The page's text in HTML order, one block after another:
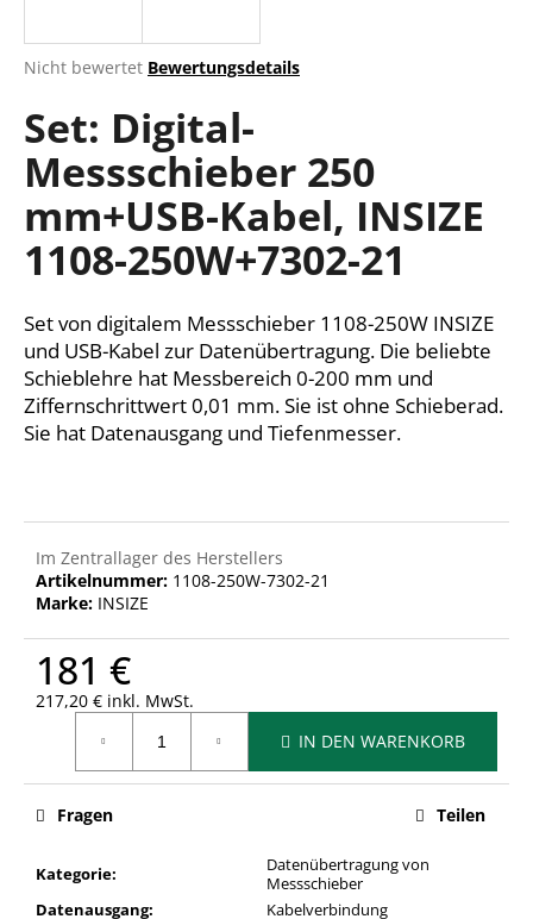
Die
Produktbewertung
ist
0,0
von
Sternen.
Nicht bewertet Bewertungsdetails
Set: Digital-
Messschieber 250
mm+USB-Kabel, INSIZE
1108-250W+7302-21
Set von digitalem Messschieber 1108-250W INSIZE
und USB-Kabel zur Datenübertragung. Die beliebte
Schieblehre hat Messbereich 0-200 mm und
Ziffernschrittwert 0,01 mm. Sie ist ohne Schieberad.
Sie hat Datenausgang und Tiefenmesser.
Im Zentrallager des Herstellers
Artikelnummer: 1108-250W-7302-21
Marke: INSIZE
181 €
217,20 € inkl. MwSt.
IN DEN WARENKORB
Kategorie:
Datenübertragung von
Messschieber
Datenausgang:
Kabelverbindung
Fragen Teilen
W
r
e
p
f
e
h
l